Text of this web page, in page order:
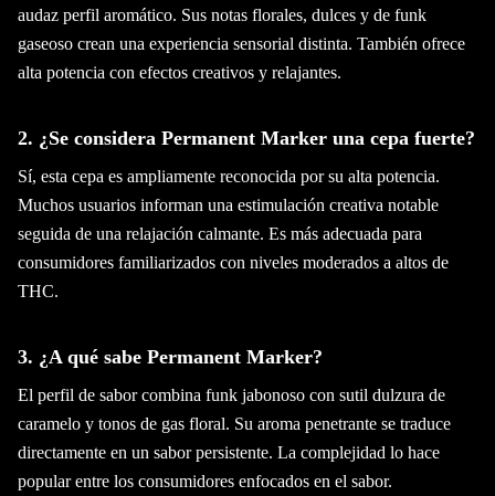
audaz perfil aromático. Sus notas florales, dulces y de funk
gaseoso crean una experiencia sensorial distinta. También ofrece
alta potencia con efectos creativos y relajantes.
2. ¿Se considera Permanent Marker una cepa fuerte?
Sí, esta cepa es ampliamente reconocida por su alta potencia.
Muchos usuarios informan una estimulación creativa notable
seguida de una relajación calmante. Es más adecuada para
consumidores familiarizados con niveles moderados a altos de
THC.
3. ¿A qué sabe Permanent Marker?
El perfil de sabor combina funk jabonoso con sutil dulzura de
caramelo y tonos de gas floral. Su aroma penetrante se traduce
directamente en un sabor persistente. La complejidad lo hace
popular entre los consumidores enfocados en el sabor.